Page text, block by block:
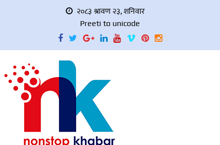
२०८३ श्रावण २३, शनिवार
Preeti to unicode